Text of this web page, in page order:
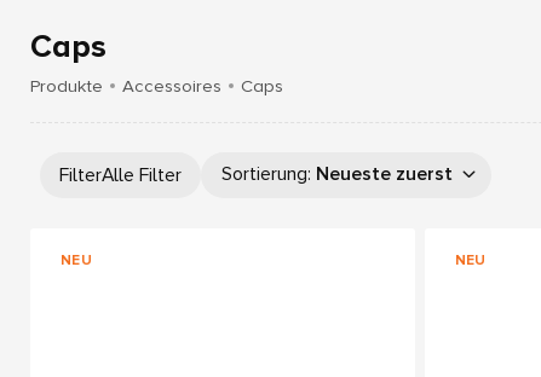
Caps
Produkte Accessoires Caps
FilterAlle Filter Sortierung: Neueste zuerst
NEU NEU